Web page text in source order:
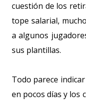
cuestión de los
tope salarial,
a algunos
sus plantillas.
Todo parece
en pocos días y los